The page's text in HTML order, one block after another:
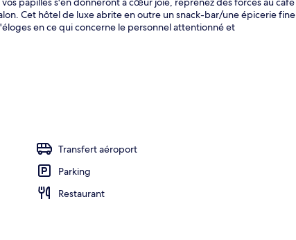
Cet hôtel de luxe abrite en outre un snack-bar/une épicerie fine
en ce qui concerne le personnel attentionné et
Transfert aéroport
Parking
Restaurant